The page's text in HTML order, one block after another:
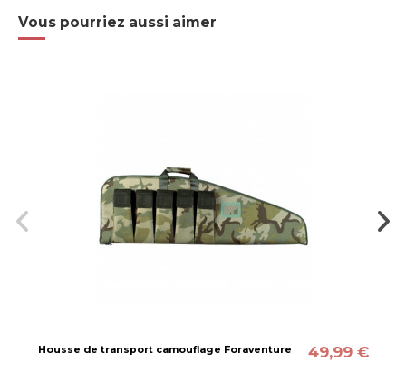
Vous pourriez aussi aimer
Housse de transport camouflage Foraventure 49,99 €